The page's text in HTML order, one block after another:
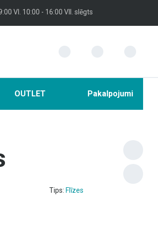
VI. 10:00 - 16:00 VII. slēgts
OUTLET Pakalpojumi
Tips: Flīzes